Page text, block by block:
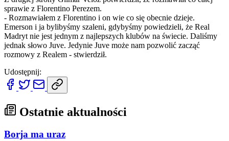
sprawie z Florentino Perezem.
- Rozmawiałem z Florentino i on wie co się obecnie dzieje.
Emerson i ja bylibyśmy szaleni, gdybyśmy powiedzieli, że Real
Madryt nie jest jednym z najlepszych klubów na świecie. Daliśmy
jednak słowo Juve. Jedynie Juve może nam pozwolić zacząć
rozmowy z Realem - stwierdził.
Udostępnij:
Ostatnie aktualności
Borja ma uraz